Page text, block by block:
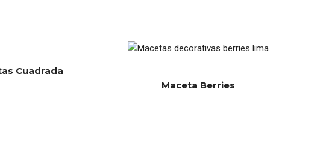
Cuadrada
Maceta Berries